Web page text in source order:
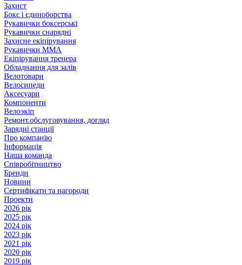
Захист
Бокс і єдиноборства
Рукавички боксерські
Рукавички снарядні
Захисне екіпірування
Рукавички ММА
Екіпірування тренера
Обладнання для залів
Велотовари
Велосипеди
Аксесуари
Компоненти
Велоэкіп
Ремонт.обслуговування, догляд
Зарядні станції
Про компанію
Інформація
Наша команда
Співробітництво
Бренди
Новини
Сертифікати та нагороди
Проекти
2026 рік
2025 рік
2024 рік
2023 рік
2021 рік
2020 рік
2019 рік